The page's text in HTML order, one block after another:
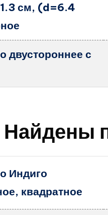
см, (d=6.4
двустороннее с
Найдены
Индиго
квадратное